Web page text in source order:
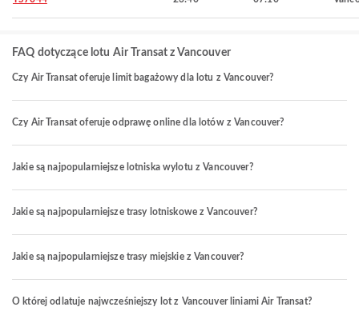
FAQ dotyczące lotu Air Transat z Vancouver
Czy Air Transat oferuje limit bagażowy dla lotu z Vancouver?
Czy Air Transat oferuje odprawę online dla lotów z Vancouver?
Jakie są najpopularniejsze lotniska wylotu z Vancouver?
Jakie są najpopularniejsze trasy lotniskowe z Vancouver?
Jakie są najpopularniejsze trasy miejskie z Vancouver?
O której odlatuje najwcześniejszy lot z Vancouver liniami Air Transat?